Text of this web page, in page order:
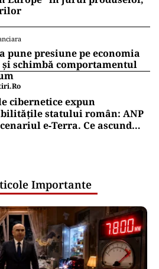
Guvernul Bolojan să
hotărâri în instanță
făcut site de suspendare.
Nicușor Dan poate dormi
pune presiune pe economia
și schimbă comportamentul